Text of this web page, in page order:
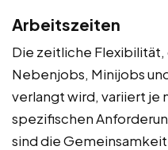
Arbeitszeiten
Die zeitliche Flexibilität,
Nebenjobs, Minijobs
verlangt wird, variiert je
spezifischen
sind die